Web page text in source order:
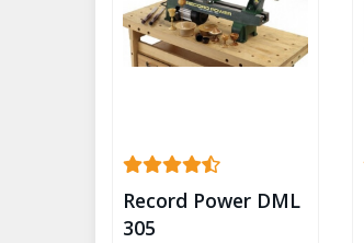
Record Power DML
305